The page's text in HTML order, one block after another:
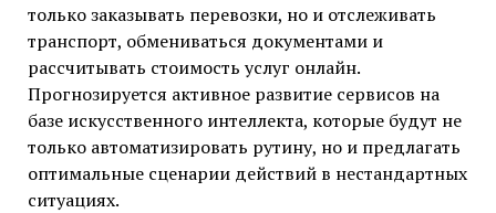
только заказывать перевозки, но и отслеживать
транспорт, обмениваться документами и
рассчитывать стоимость услуг онлайн.
Прогнозируется активное развитие сервисов на
базе искусственного интеллекта, которые будут не
только автоматизировать рутину, но и предлагать
оптимальные сценарии действий в нестандартных
ситуациях.